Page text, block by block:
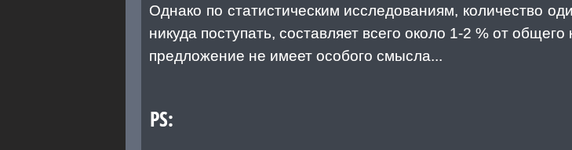
Однако по статистическим исследованиям, количество
никуда поступать, составляет всего около 1-2 % от
предложение не имеет особого смысла...
PS: